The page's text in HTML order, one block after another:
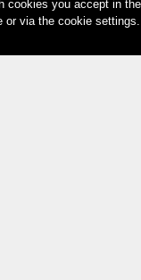
cookies you accept in
via the cookie